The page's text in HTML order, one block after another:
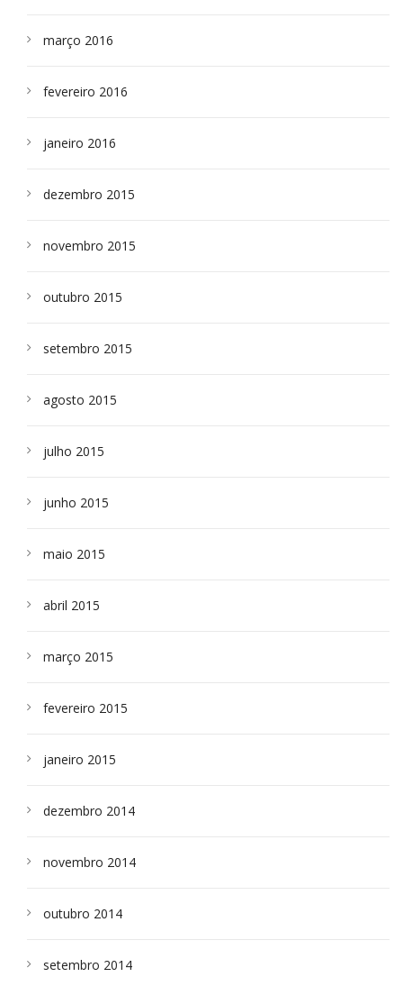
março 2016
fevereiro 2016
janeiro 2016
dezembro 2015
novembro 2015
outubro 2015
setembro 2015
agosto 2015
julho 2015
junho 2015
maio 2015
abril 2015
março 2015
fevereiro 2015
janeiro 2015
dezembro 2014
novembro 2014
outubro 2014
setembro 2014